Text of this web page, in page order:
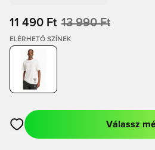
11 490 Ft 13 990 Ft
ELÉRHETŐ SZÍNEK
Megnyit egy modált a
Válassz